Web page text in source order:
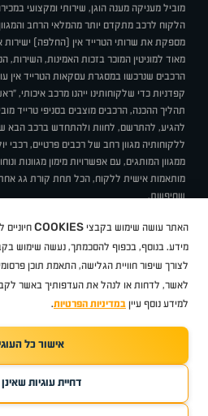
מוביל מעניקה מענה הוגן, שירותי ומקצועי
הלקוח לרכב מתקדם יותר מהמלאי הרחב
מספקת את שרותי הטרייד אין (החלפה) ישירות
מאוד למוניטין המוכר בזכות האמינות, השירות,
הרכבים שנרכשו במסגרת עסקאות הטרייד אין
קפדניות כדי שלקוחותינו ייהנו מרכב איכותי,
תהליך ההכנה, הרכבים מוצבים בסניפי טרייד
להגיע, להתרשם, לחוות ולהתחדש ברכב הבא
ללקוחותיה מגוון רחב של רכבים פרטיים, רכבי
ממגוון המותגים, עם אפשרויות מימון מגוונות
מותאמות אישית ללקוח, הכל תחת קורת גג אחת.
שחיפשת.
תקנוןBUY BACKמבצעיםמגזין טרייד מוביל
ניהול העדפות עוגיות
סיטרואן אופלפיג'וMG
Geelyמזדהבי ווי דיצ'רי
ב מ וולקסוסאאודיסקודהיונדאירנושברולט
instagram
כל הזכויות שמורות
האתר עושה שימוש בקבצי COOKIES
מידע. בנוסף, בכפוף להסכמתך, נעשה שימוש
לצורך שיפור חוויית הגלישה, התאמת תוכן
לאשר, לדחות או לנהל את העדפותיך באשר
למידע נוסף עיין במדיניות הפרטיות.
אישור כל
דחיית עוגיות שאינן